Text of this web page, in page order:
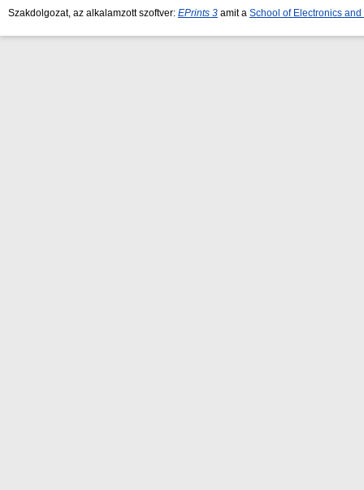
Szakdolgozat, az alkalamzott szoftver: EPrints 3 amit a School of Electronics